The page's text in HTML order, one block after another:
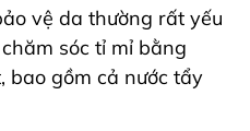
vệ da thường rất yếu
sóc tỉ mỉ bằng
bao gồm cả nước tẩy